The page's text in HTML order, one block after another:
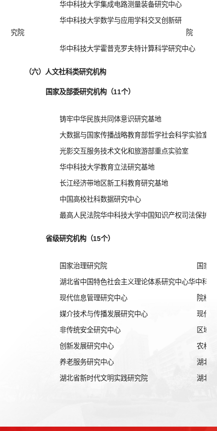
华中科技大学集成电路测量装备研究中心
华中科技大学数学与应用学科交叉创新研
究院
院
华中科技大学霍普克罗夫特计算科学研究中心
（六）人文社科类研究机构
国家及部委研究机构（11个）
铸牢中华民族共同体意识研究基地
大数据与国家传播战略教育部哲学社会科学实验室
光影交互服务技术文化和旅游部重点实验室
华中科技大学教育立法研究基地
长江经济带地区新工科教育研究基地
中国高校社科数据研究中心
最高人民法院华中科技大学中国知识产权司法保护
省级研究机构（15个）
国家治理研究院 国家
湖北省中国特色社会主义理论体系研究中心华中科
现代信息管理研究中心 院校
媒介技术与传播发展研究中心 现代
非传统安全研究中心 区域
创新发展研究中心 农村
养老服务研究中心 湖北
湖北省新时代文明实践研究院 湖北